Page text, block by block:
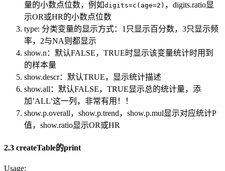
量的小数点位数，例如digits=c(age=2) ，digits.ratio显
示OR或HR的小数点位数
type: 分类变量的显示方式：1只显示百分数，3只显示频
率，2与NA则都显示
show.n：默认FALSE，TRUE时显示该变量统计时用到
的样本量
show.descr：默认TRUE，显示统计描述
show.all：默认FALSE，TRUE显示总的统计量，添
加’ALL’这一列，非常有用！！
show.p.overall，show.p.trend，show.p.mul显示对应统计P
值，show.ratio显示OR或HR
2.3 createTable的print
Usage: